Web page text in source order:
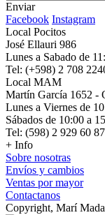
Enviar
Facebook Instagram
Local Pocitos
José Ellauri 986
Lunes a Sabado de
Tel: (+598) 2 708
Local MAM
Martín García 1652 -
Lunes a Viernes de
Sábados de 10:00 a
Tel: (598) 2 929 60 87
+ Info
Sobre nosotras
Envíos y cambios
Ventas por mayor
Contactanos
Copyright, Marí